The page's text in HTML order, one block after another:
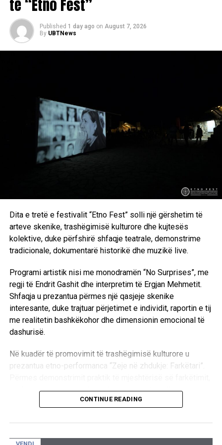
DON'T MISS
Dhurata Dora ka gati hitin e verës
të “Etno Fest”
Published 1 day ago on August 7, 2026
By UBTNews
Dita e tretë e festivalit “Etno Fest” solli një gërshetim të
arteve skenike, trashëgimisë kulturore dhe kujtesës
kolektive, duke përfshirë shfaqje teatrale, demonstrime
tradicionale, dokumentarë historikë dhe muzikë live.
Programi artistik nisi me monodramën “No Surprises”, me
regji të Endrit Gashit dhe interpretim të Ergjan Mehmetit.
Shfaqja u prezantua përmes një qasjeje skenike
interesante, duke trajtuar përjetimet e individit, raportin e tij
me realitetin bashkëkohor dhe dimensionin emocional të
dashurisë.
Në kuadër të promovimit të trashëgimisë kulturore u
prezantua etno-performanca “Zeje në zhdukje: Farkëtari”.
performanca vuri në pah rëndësinë e ruajtjes dhe
transmetimit të zanateve tradicionale.
Mbrëmja vazhdoi me shfaqjen e dy dokumentarëve me
CONTINUE READING